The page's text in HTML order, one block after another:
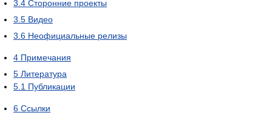
3.4 Сторонние проекты
3.5 Видео
3.6 Неофициальные релизы
4 Примечания
5 Литература
5.1 Публикации
6 Ссылки